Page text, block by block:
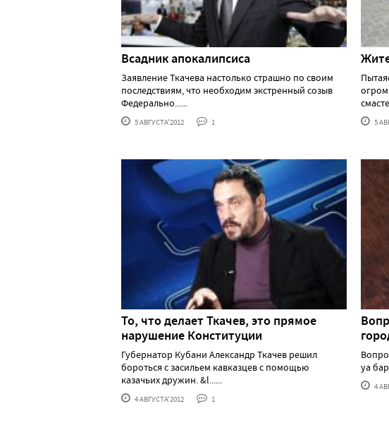
Всадник апокалипсиса
Заявление Ткачева настолько страшно по своим
последствиям, что необходим экстренный созыв
Федерально......
5 АВГУСТА'2012 1 5
То, что делает Ткачев, это прямое
нарушение Конституции
Губернатор Кубани Александр Ткачев решил
бороться с засильем кавказцев с помощью
казачьих дружин. &l......
4 АВГУСТА'2012 1
уа
4